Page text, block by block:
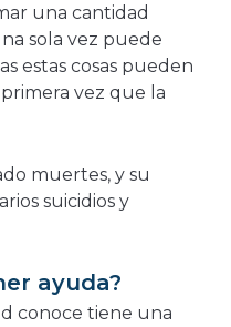
una cantidad
sola vez puede
estas cosas pueden
vez que la
muertes, y su
suicidios y
ayuda?
conoce tiene una